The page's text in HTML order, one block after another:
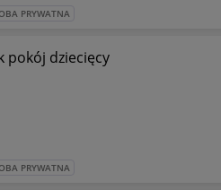
PRYWATNA
pokój dziecięcy
PRYWATNA